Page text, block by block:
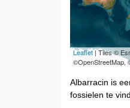
Leaflet| Tiles ©
©OpenStreetMap,
Albarracin is
fossielen te